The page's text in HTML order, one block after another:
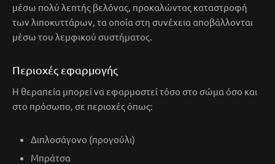
μέσω πολύ λεπτής βελόνας, προκαλώντας καταστροφή
των λιποκυττάρων, τα οποία στη συνέχεια αποβάλλονται
μέσω του λεμφικού συστήματος.
Περιοχές εφαρμογής
Η θεραπεία μπορεί να εφαρμοστεί τόσο στο σώμα όσο και
στο πρόσωπο, σε περιοχές όπως:
Διπλοσάγονο (προγούλι)
Μπράτσα